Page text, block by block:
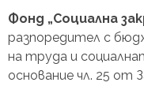
Фонд „Социална
разпоредител с
на труда и
основание чл. 25 от